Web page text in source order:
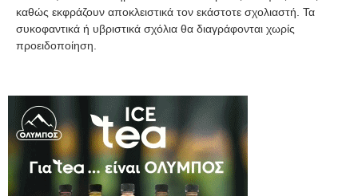
καθώς εκφράζουν αποκλειστικά τον εκάστοτε σχολιαστή. Τα
συκοφαντικά ή υβριστικά σχόλια θα διαγράφονται χωρίς
προειδοποίηση.